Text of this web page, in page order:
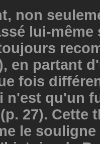
non
lui-même
en partant
fois
n'est qu'un
27). Cette
le souligne